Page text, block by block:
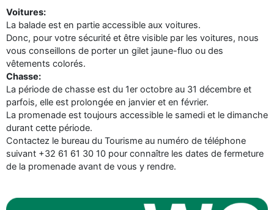
Voitures:
La balade est en partie accessible aux voitures.
Donc, pour votre sécurité et être visible par les voitures, nous
vous conseillons de porter un gilet jaune-fluo ou des
vêtements colorés.
Chasse:
La période de chasse est du 1er octobre au 31 décembre et
parfois, elle est prolongée en janvier et en février.
La promenade est toujours accessible le samedi et le dimanche
durant cette période.
Contactez le bureau du Tourisme au numéro de téléphone
suivant +32 61 61 30 10 pour connaître les dates de fermeture
de la promenade avant de vous y rendre.